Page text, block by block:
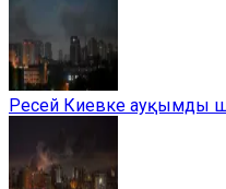
Ресей Киевке ауқымды